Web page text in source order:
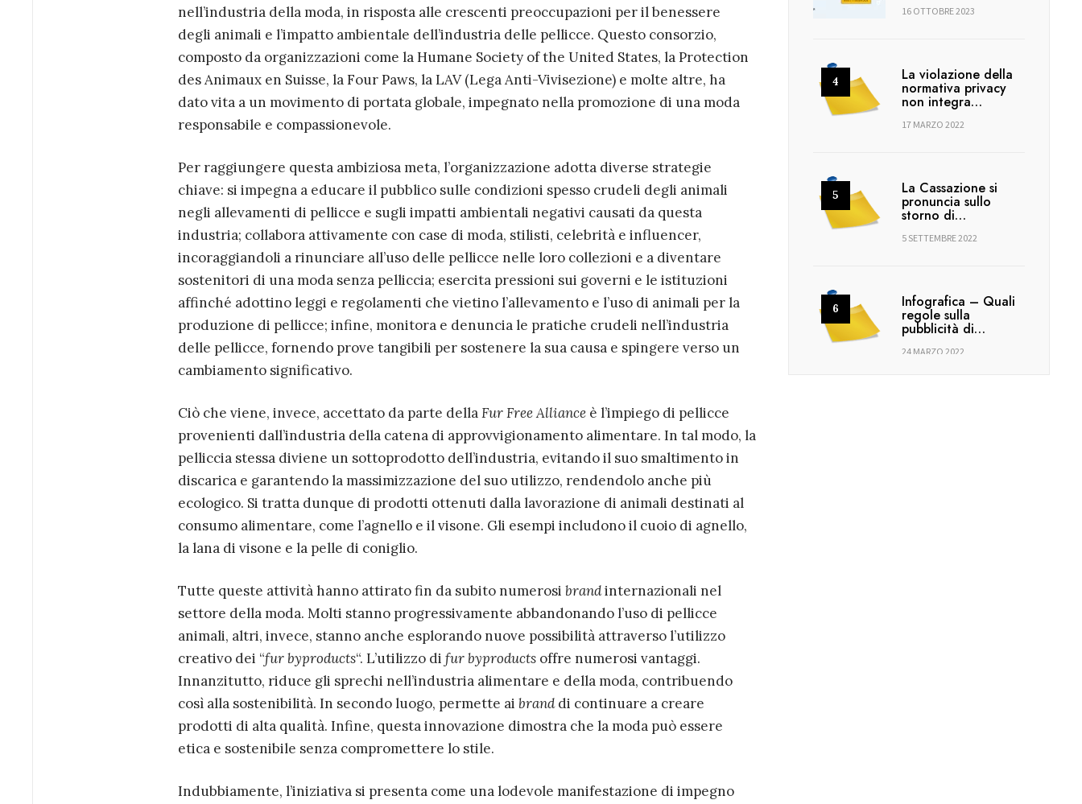
nell’industria della moda, in risposta alle crescenti preoccupazioni per il benessere
degli animali e l’impatto ambientale dell’industria delle pellicce. Questo consorzio,
composto da organizzazioni come la Humane Society of the United States, la Protection
des Animaux en Suisse, la Four Paws, la LAV (Lega Anti-Vivisezione) e molte altre, ha
dato vita a un movimento di portata globale, impegnato nella promozione di una moda
responsabile e compassionevole.
Per raggiungere questa ambiziosa meta, l’organizzazione adotta diverse strategie
chiave: si impegna a educare il pubblico sulle condizioni spesso crudeli degli animali
negli allevamenti di pellicce e sugli impatti ambientali negativi causati da questa
industria; collabora attivamente con case di moda, stilisti, celebrità e influencer,
incoraggiandoli a rinunciare all’uso delle pellicce nelle loro collezioni e a diventare
sostenitori di una moda senza pelliccia; esercita pressioni sui governi e le istituzioni
affinché adottino leggi e regolamenti che vietino l’allevamento e l’uso di animali per la
produzione di pellicce; infine, monitora e denuncia le pratiche crudeli nell’industria
delle pellicce, fornendo prove tangibili per sostenere la sua causa e spingere verso un
cambiamento significativo.
Ciò che viene, invece, accettato da parte dellaFur Free Allianceè l’impiego di pellicce
provenienti dall’industria della catena di approvvigionamento alimentare. In tal modo, la
pelliccia stessa diviene un sottoprodotto dell’industria, evitando il suo smaltimento in
discarica e garantendo la massimizzazione del suo utilizzo, rendendolo anche più
ecologico. Si tratta dunque di prodotti ottenuti dalla lavorazione di animali destinati al
consumo alimentare, come l’agnello e il visone. Gli esempi includono il cuoio di agnello,
la lana di visone e la pelle di coniglio.
Tutte queste attività hanno attirato fin da subito numerosi brandinternazionali nel
settore della moda. Molti stanno progressivamente abbandonando l’uso di pellicce
animali, altri, invece, stanno anche esplorando nuove possibilità attraverso l’utilizzo
creativo dei “fur byproducts“. L’utilizzo di fur byproductsoffre numerosi vantaggi.
Innanzitutto, riduce gli sprechi nell’industria alimentare e della moda, contribuendo
così alla sostenibilità. In secondo luogo, permette ai branddi continuare a creare
prodotti di alta qualità. Infine, questa innovazione dimostra che la moda può essere
etica e sostenibile senza compromettere lo stile.
Indubbiamente, l’iniziativa si presenta come una lodevole manifestazione di impegno
16 OTTOBRE 2023
La violazione della
normativa privacy
non integra…
17 MARZO 2022
La Cassazione si
pronuncia sullo
storno di…
5 SETTEMBRE 2022
Infografica – Quali
regole sulla
pubblicità di…
24 MARZO 2022